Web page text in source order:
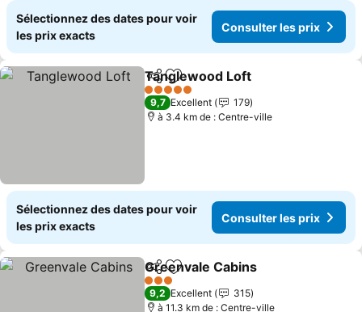
Sélectionnez des dates pour voir
les prix exacts
Consulter les prix
PartagerAjouter à mes favoris
Tanglewood Loft
5 Étoiles
9,7 Excellent
179
à 3.4 km de : Centre-ville
Sélectionnez des dates pour voir
les prix exacts
Consulter les prix
PartagerAjouter à mes favoris
Greenvale Cabins
3 Étoiles
9,2 Excellent
315
à 11.3 km de : Centre-ville